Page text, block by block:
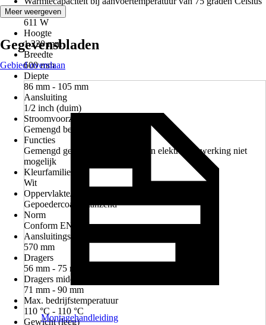
(ΔT: 50)
611 W
Hoogte
1.220 mm
Breedte
600 mm
Diepte
86 mm - 105 mm
Aansluiting
1/2 inch (duim)
Stroomvoorziening
Gemengd bedrijf, Warm water
Functies
Gemengd gebruik mogelijk, Alleen elektrische werking niet
mogelijk
Kleurfamilie
Wit
Oppervlakte/Oppervlaktebehandeling
Gepoedercoat, Glanzend
Norm
Conform EN 442
Aansluitings afstand
570 mm
Dragers
56 mm - 75 mm
Dragers middenaansluiting
71 mm - 90 mm
Max. bedrijfstemperatuur
110 °C - 110 °C
Gewicht (leeg)
Meer weergeven
Gegevensbladen
Gebied overslaan
Montagehandleiding